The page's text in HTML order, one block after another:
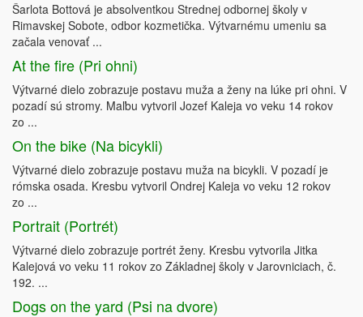
Šarlota Bottová je absolventkou Strednej odbornej školy v
Rimavskej Sobote, odbor kozmetička. Výtvarnému umeniu sa
začala venovať ...
At the fire (Pri ohni)
Výtvarné dielo zobrazuje postavu muža a ženy na lúke pri ohni. V
pozadí sú stromy. Maľbu vytvoril Jozef Kaleja vo veku 14 rokov
zo ...
On the bike (Na bicykli)
Výtvarné dielo zobrazuje postavu muža na bicykli. V pozadí je
rómska osada. Kresbu vytvoril Ondrej Kaleja vo veku 12 rokov
zo ...
Portrait (Portrét)
Výtvarné dielo zobrazuje portrét ženy. Kresbu vytvorila Jitka
Kalejová vo veku 11 rokov zo Základnej školy v Jarovniciach, č.
192. ...
Dogs on the yard (Psi na dvore)